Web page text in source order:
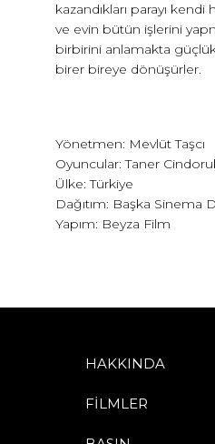
kazandıkları parayı
ve evin bütün işlerini
birbirini anlamakta
birer bireye dönüşürler.
Yönetmen: Mevlüt Taşcı
Oyuncular: Taner
Ülke: Türkiye
Dağıtım: Başka Sinema
Yapım: Beyza Film
HAKKINDA
FİLMLER